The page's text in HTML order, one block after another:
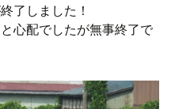
了しました！
心配でしたが無事終了で